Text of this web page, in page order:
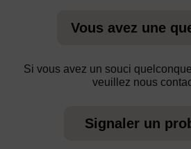
Vous avez une
Si vous avez un souci
veuillez nous
Signaler un